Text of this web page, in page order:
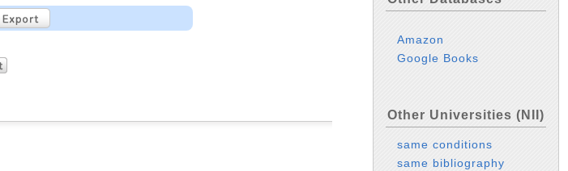
Amazon
Google Books
Other Universities (NII)
same conditions
same bibliography